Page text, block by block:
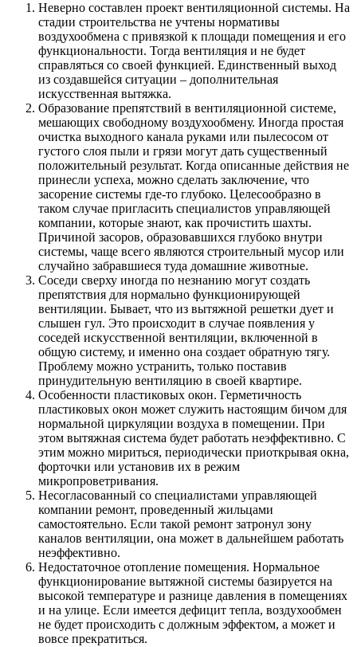
Неверно составлен проект вентиляционной системы. На
стадии строительства не учтены нормативы
воздухообмена с привязкой к площади помещения и его
функциональности. Тогда вентиляция и не будет
справляться со своей функцией. Единственный выход
из создавшейся ситуации – дополнительная
искусственная вытяжка.
Образование препятствий в вентиляционной системе,
мешающих свободному воздухообмену. Иногда простая
очистка выходного канала руками или пылесосом от
густого слоя пыли и грязи могут дать существенный
положительный результат. Когда описанные действия не
принесли успеха, можно сделать заключение, что
засорение системы где-то глубоко. Целесообразно в
таком случае пригласить специалистов управляющей
компании, которые знают, как прочистить шахты.
Причиной засоров, образовавшихся глубоко внутри
системы, чаще всего являются строительный мусор или
случайно забравшиеся туда домашние животные.
Соседи сверху иногда по незнанию могут создать
препятствия для нормально функционирующей
вентиляции. Бывает, что из вытяжной решетки дует и
слышен гул. Это происходит в случае появления у
соседей искусственной вентиляции, включенной в
общую систему, и именно она создает обратную тягу.
Проблему можно устранить, только поставив
принудительную вентиляцию в своей квартире.
Особенности пластиковых окон. Герметичность
пластиковых окон может служить настоящим бичом для
нормальной циркуляции воздуха в помещении. При
этом вытяжная система будет работать неэффективно. С
этим можно мириться, периодически приоткрывая окна,
форточки или установив их в режим
микропроветривания.
Несогласованный со специалистами управляющей
компании ремонт, проведенный жильцами
самостоятельно. Если такой ремонт затронул зону
каналов вентиляции, она может в дальнейшем работать
неэффективно.
Недостаточное отопление помещения. Нормальное
функционирование вытяжной системы базируется на
высокой температуре и разнице давления в помещениях
и на улице. Если имеется дефицит тепла, воздухообмен
не будет происходить с должным эффектом, а может и
вовсе прекратиться.